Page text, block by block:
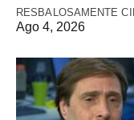
RESBALOSAMENTE
Ago 4, 2026